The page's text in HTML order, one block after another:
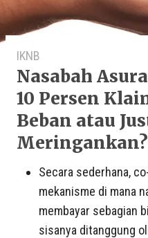
IKNB
Nasabah
10 Persen
Beban atau
Meringankan?
Secara sederhana,
mekanisme di mana
membayar sebagian
sisanya ditanggung